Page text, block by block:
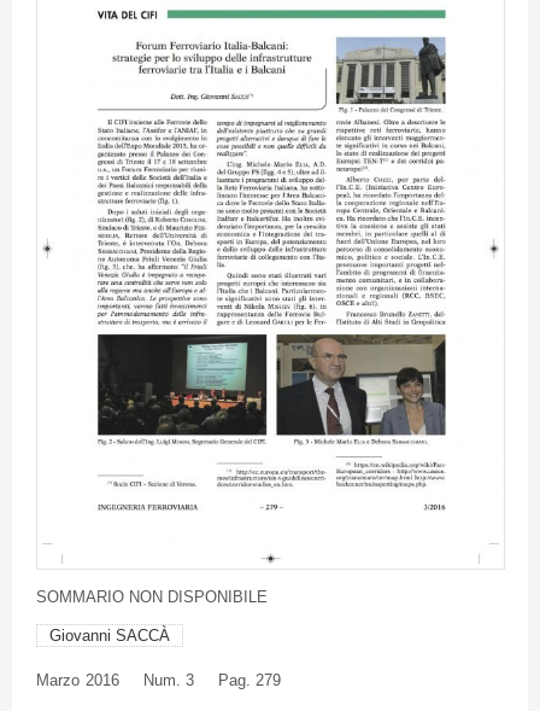
SOMMARIONON DISPONIBILE
Giovanni SACCÀ
Marzo 2016 Num. 3 Pag. 279